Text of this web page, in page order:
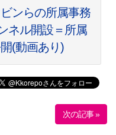
ンらの所属事務
ネル開設＝所属
(動画あり)
次の記事 »